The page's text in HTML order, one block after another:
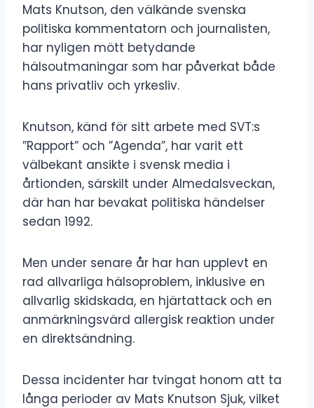
Mats Knutson, den välkände svenska
politiska kommentatorn och journalisten,
har nyligen mött betydande
hälsoutmaningar som har påverkat både
hans privatliv och yrkesliv.
Knutson, känd för sitt arbete med SVT:s
”Rapport” och ”Agenda”, har varit ett
välbekant ansikte i svensk media i
årtionden, särskilt under Almedalsveckan,
där han har bevakat politiska händelser
sedan 1992.
Men under senare år har han upplevt en
rad allvarliga hälsoproblem, inklusive en
allvarlig skidskada, en hjärtattack och en
anmärkningsvärd allergisk reaktion under
en direktsändning.
Dessa incidenter har tvingat honom att ta
långa perioder av Mats Knutson Sjuk, vilket